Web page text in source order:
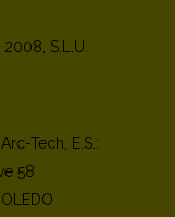
S.L.U.
Tech, E.S.:
58